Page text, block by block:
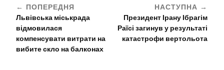
ПОПЕРЕДНЯ
Львівська міськрада
відмовилася
компенсувати витрати на
вибите скло на балконах
НАСТУПНА
Президент Ірану Ібрагім
Раїсі загинув у результаті
катастрофи вертольота